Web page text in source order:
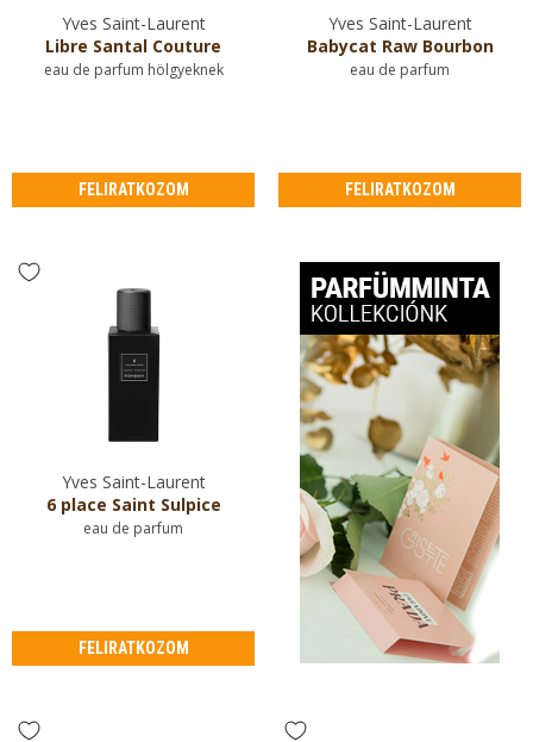
Yves Saint-Laurent
Libre Santal Couture
eau de parfum hölgyeknek
FELIRATKOZOM
Yves Saint-Laurent
Babycat Raw Bourbon
eau de parfum
FELIRATKOZOM
Yves Saint-Laurent
6 place Saint Sulpice
eau de parfum
FELIRATKOZOM